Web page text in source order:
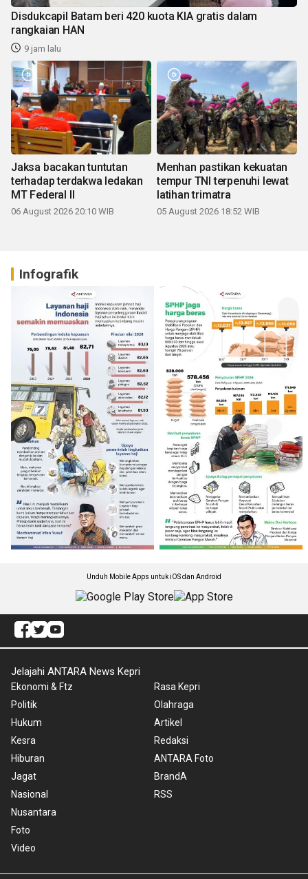
Disdukcapil Batam beri 420 kuota KIA gratis dalam
rangkaian HAN
9 jam lalu
Jaksa bacakan tuntutan
terhadap terdakwa ledakan
MT Federal II
06 August 2026 20:10 WIB
Menhan pastikan kekuatan
tempur TNI terpenuhi lewat
latihan trimatra
05 August 2026 18:52 WIB
Infografik
Unduh Mobile Apps untuk iOS dan Android
Jelajahi ANTARA News Kepri
Ekonomi & Ftz
Politik
Hukum
Kesra
Hiburan
Jagat
Nasional
Nusantara
Foto
Video
Rasa Kepri
Olahraga
Artikel
Redaksi
ANTARA Foto
BrandA
RSS